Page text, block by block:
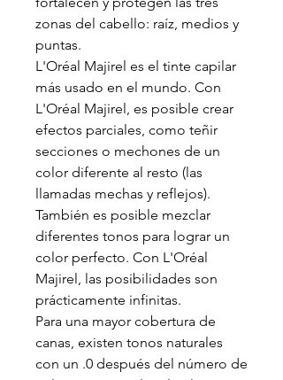
zonas del cabello: raíz, medios y
puntas.
L'Oréal Majirel es el tinte capilar
más usado en el mundo. Con
L'Oréal Majirel, es posible crear
efectos parciales, como teñir
secciones o mechones de un
color diferente al resto (las
llamadas mechas y reflejos).
También es posible mezclar
diferentes tonos para lograr un
color perfecto. Con L'Oréal
Majirel, las posibilidades son
prácticamente infinitas.
Para una mayor cobertura de
canas, existen tonos naturales
con un .0 después del número de